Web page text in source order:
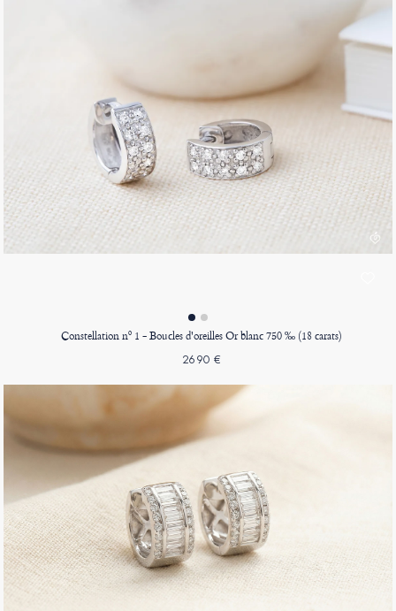
Constellation nº 1 - Boucles d'oreilles Or blanc 750 ‰ (18 carats)
2690 €